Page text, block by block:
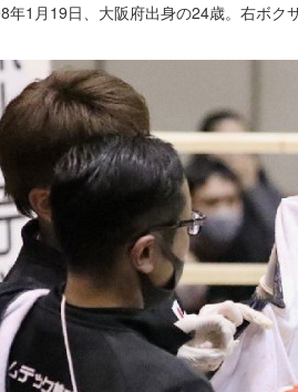
年1月19日、大阪府出身の24歳。右ボク